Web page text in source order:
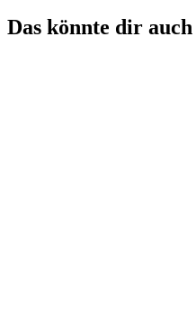
Das könnte dir